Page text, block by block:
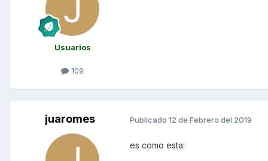
Usuarios
109
juaromes Publicado 12 de Febrero del 2019
es como esta: